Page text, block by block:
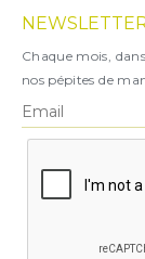
Chaque mois,
nos pépites de